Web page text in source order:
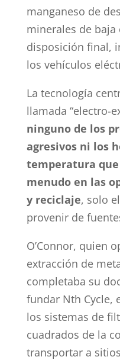
manganeso de
minerales de
disposición final,
los vehículos
La tecnología
llamada “electro-
ninguno de los
agresivos ni los
temperatura
menudo en las
y reciclaje, solo
provenir de
O’Connor, quien
extracción de
completaba su
fundar Nth Cycle,
los sistemas de
cuadrados de la
transportar a